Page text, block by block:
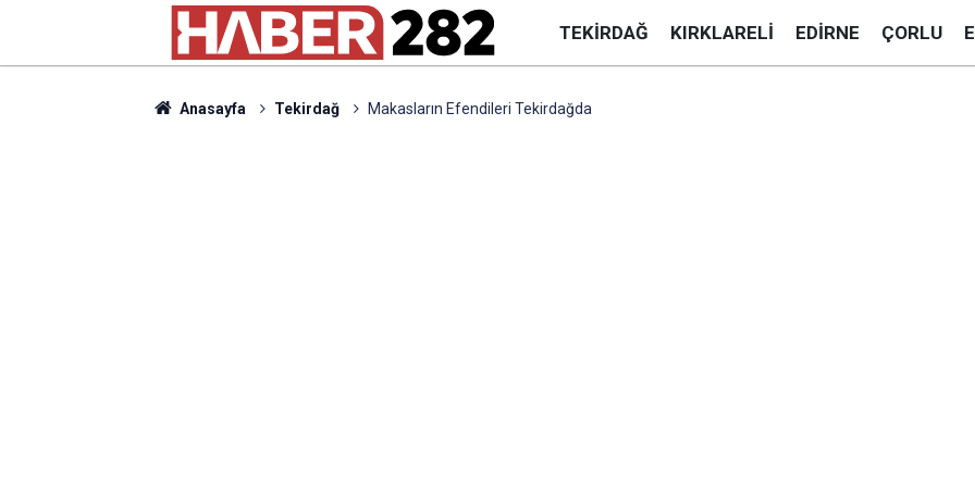
TEKIRDAĞ KIRKLARELI EDIRNE ÇORLU
Anasayfa Tekirdağ Makasların Efendileri Tekirdağda